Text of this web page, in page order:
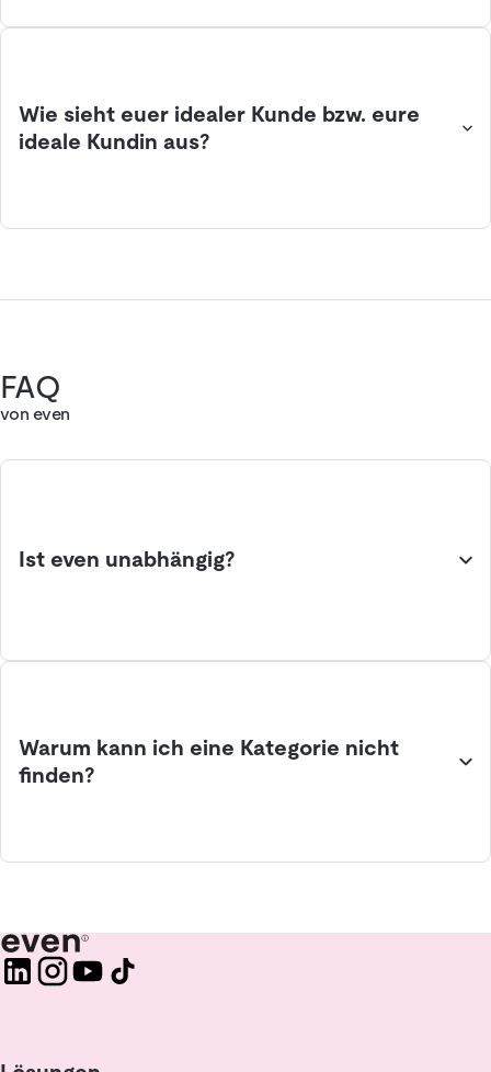
Wie sieht euer idealer Kunde bzw. eure
ideale Kundin aus?
FAQ
von even
Ist even unabhängig?
Warum kann ich eine Kategorie nicht
finden?